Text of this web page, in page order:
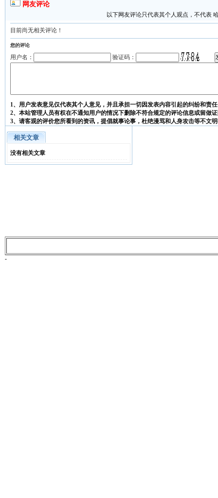
网友评论
以下网友评论只代表其个人观点，不代表
目前尚无相关评论！
您的评论
用户名： 验证码：
1、用户发表意见仅代表其个人意见，并且承担一切因发表内容引起的纠纷和责
2、本站管理人员有权在不通知用户的情况下删除不符合规定的评论信息或留做
3、请客观的评价您所看到的资讯，提倡就事论事，杜绝漫骂和人身攻击等不文
相关文章
没有相关文章
-